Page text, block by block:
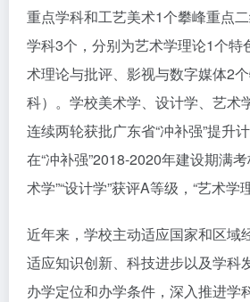
重点学科和工艺美术1个攀峰重点
学科3个，分别为艺术学理论1个特
术理论与批评、影视与数字媒体2
科）。学校美术学、设计学、艺术
连续两轮获批广东省“冲补强”提升
在“冲补强”2018-2020年建设期满
术学”“设计学”获评A等级，“艺术学
近年来，学校主动适应国家和区域
适应知识创新、科技进步以及学科
办学定位和办学条件，深入推进学